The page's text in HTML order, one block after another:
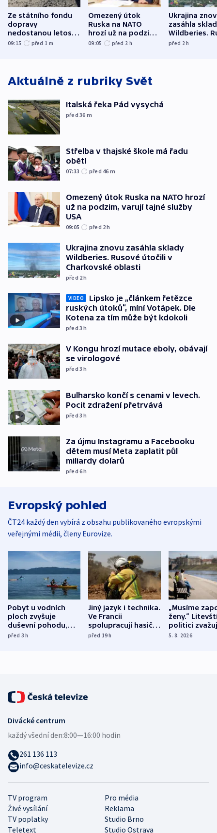
Ze státního fondu
dopravy
nedostanou letos
kraje na silnice ani
09:15 před 1 m
Omezený útok
Ruska na NATO
hrozí už na podzim,
varují tajné služby
09:05 před 2 h
Ukrajina
zasáhla
Wildberies.
útočili v
před 2h
Aktuálně z rubriky Svět
Italská řeka Pád vysychá
před 36 m
Střelba v thajské škole má řadu
obětí
07:33 před 46 m
Omezený útok Ruska na NATO hrozí
už na podzim, varují tajné služby
USA
09:05 před 2h
Ukrajina znovu zasáhla sklady
Wildberies. Rusové útočili v
Charkovské oblasti
před 2h
VIDEO
Lipsko je „článkem řetězce
ruských útoků“, míní Votápek. Dle
Kotena za tím může být kdokoli
před 3h
V Kongu hrozí mutace eboly, obávají
se virologové
před 3h
Bulharsko končí s cenami v levech.
Pocit zdražení přetrvává
před 3h
Za újmu Instagramu a Facebooku
dětem musí Meta zaplatit půl
miliardy dolarů
před 6h
Evropský pohled
ČT24 každý den vybírá z obsahu publikovaného evropskými
veřejnými médii, členy Eurovize.
Pobyt u vodních
ploch zvyšuje
duševní pohodu,
ukázala
před 3h
Jiný jazyk i technika.
Ve Francii
spolupracují hasiči z
různých zemí
před 19h
„Musíme
ženy.“
politici
dohodu o
5. 8. 2026
TV program
Pro média
Živé vysílání
Reklama
TV poplatky
Studio Brno
Teletext
Studio Ostrava
Divácké centrum
každý všední den:8:00—16:00 hodin
261 136 113
info@ceskatelevize.cz